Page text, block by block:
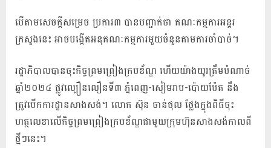
បើតាមសេចក្ដីសម្រេច ប្រការ៣ បានបញ្ជាក់ថា គណៈកម្មការអន្តរ
ក្រសួងនេះ អាចបង្កើតអនុគណៈកម្មការមួយចំនួនតាមការចាំបាច់។
រដ្ឋាភិបាល​បាន​ចុះ​កិច្ចព្រមព្រៀង​ក្របខ័ណ្ឌ​​ ហើយ​យ៉ាងយូរត្រឹមបំណាច់
ឆ្នាំ២០២៤ ផ្លូវល្បឿនលឿនទី៣ ភ្នំពេញ-សៀមរាប-ប៉ោយប៉ែត នឹង
ត្រូវបើកការដ្ឋានសាងសង់។ លោក ស៊ុន ចាន់ថុល ថ្លែង​ក្នុងពិធី​ចុះ​
ហត្ថលេខា​លើ​​កិច្ចព្រមព្រៀង​ក្របខ័ណ្ឌ​ជាមួយ​ក្រុមហ៊ុនសាងសង់​កាល​ពី
ថ្មីៗនេះ។